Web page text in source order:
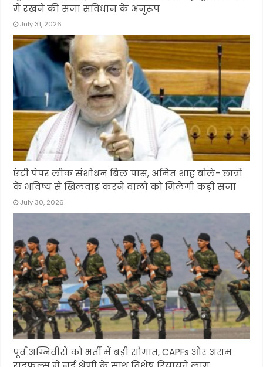
में रखने की सजा संविधान के अनुरूप
July 31, 2026
एंटी पेपर लीक संशोधन बिल पास, अमित शाह बोले- छात्रों
के भविष्य से खिलवाड़ करने वालों को मिलेगी कड़ी सजा
July 30, 2026
पूर्व अग्निवीरों को भर्ती में बड़ी सौगात, CAPFs और असम